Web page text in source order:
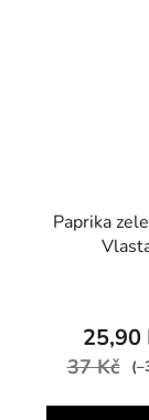
Paprika
25,90
37 Kč